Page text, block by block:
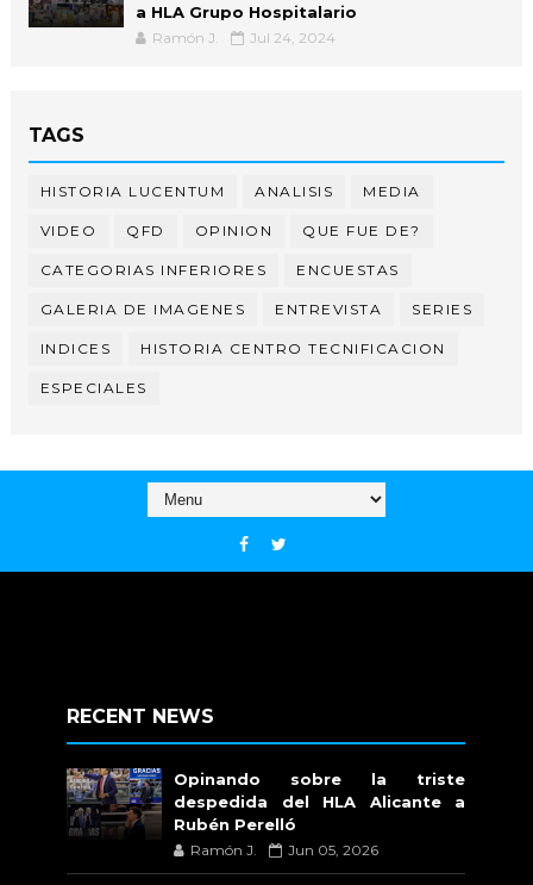
a HLA Grupo Hospitalario
Ramón J. Jul 24, 2024
TAGS
HISTORIA LUCENTUM ANALISIS MEDIA
VIDEO QFD OPINION QUE FUE DE?
CATEGORIAS INFERIORES ENCUESTAS
GALERIA DE IMAGENES ENTREVISTA SERIES
INDICES HISTORIA CENTRO TECNIFICACION
ESPECIALES
RECENT NEWS
Opinando sobre la triste
despedida del HLA Alicante a
Rubén Perelló
Ramón J. Jun 05, 2026